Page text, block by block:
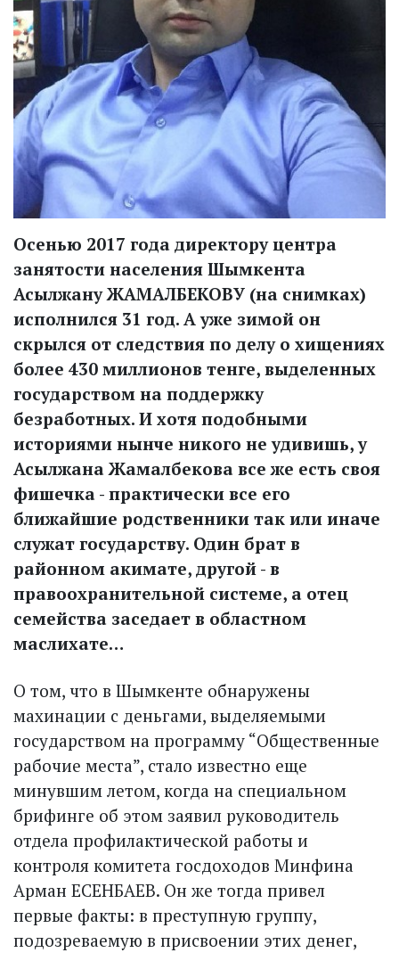
Осенью 2017 года директору центра
занятости населения Шымкента
Асылжану ЖАМАЛБЕКОВУ (на снимках)
исполнился 31 год. А уже зимой он
скрылся от следствия по делу о хищениях
более 430 миллионов тенге, выделенных
государством на поддержку
безработных. И хотя подобными
историями нынче никого не удивишь, у
Асылжана Жамалбекова все же есть своя
фишечка - прак­тически все его
ближайшие родственники так или иначе
служат государству. Один брат в
районном акимате, другой - в
правоохранительной системе, а отец
семейства заседает в областном
маслихате…
О том, что в Шымкенте обнаружены
махинации с деньгами, выделяемыми
государством на программу “Общественные
рабочие места”, стало известно еще
минувшим летом, когда на специальном
брифинге об этом заявил руководитель
отдела профилактической работы и
контроля комитета госдоходов Минфина
Арман ЕСЕНБАЕВ. Он же тогда привел
первые факты: в преступную группу,
подозреваемую в присвоении этих денег,